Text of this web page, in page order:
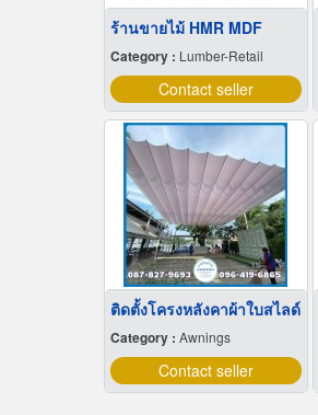
ร้านขายไม้ HMR MDF
Category : Lumber-Retail
Contact seller
ติดตั้งโครงหลังคาผ้าใบสไลด์
Category : Awnings
Contact seller